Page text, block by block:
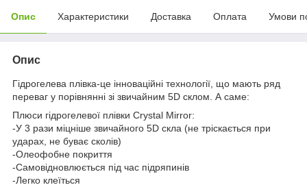
Опис Характеристики Доставка Оплата Умови
Опис
Гідрогелева плівка-це інноваційні технології, що мають ряд
переваг у порівнянні зі звичайним 5D склом. А саме:
Плюси гідрогелевої плівки Crystal Mirror:
-У 3 рази міцніше звичайного 5D скла (не тріскається при
ударах, не буває сколів)
-Олеофобне покриття
-Самовідновлюється під час підряпинів
-Легко клеїться